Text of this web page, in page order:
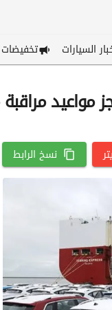
السيارات
مواعيد
نسخ الرابط